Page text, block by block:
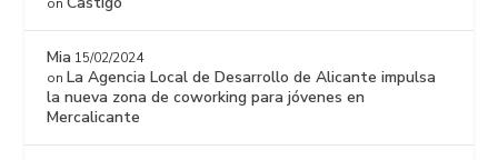
on
Mia 15/02/2024
onLa Agencia Local de Desarrollo de Alicante impulsa
la nueva zona de coworking para jóvenes en
Mercalicante